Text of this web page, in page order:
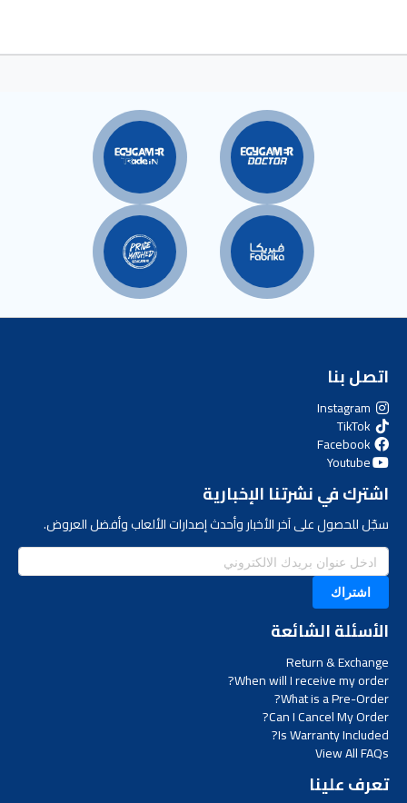
اتصل بنا
Instagram
TikTok
Facebook
Youtube
اشترك في نشرتنا الإخبارية
سجّل للحصول على آخر الأخبار وأحدث إصدارات الألعاب وأفضل العروض.
اشتراك
الأسئلة الشائعة
Return & Exchange
When will I receive my order?
What is a Pre-Order?
Can I Cancel My Order?
Is Warranty Included?
View All FAQs
تعرف علينا